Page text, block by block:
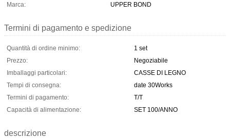
Marca:
UPPER BOND
Termini di pagamento e spedizione
Quantità di ordine minimo:
1 set
Prezzo:
Negoziabile
Imballaggi particolari:
CASSE DI LEGNO
Tempi di consegna:
date 30Works
Termini di pagamento:
T/T
Capacità di alimentazione:
SET 100/ANNO
descrizione